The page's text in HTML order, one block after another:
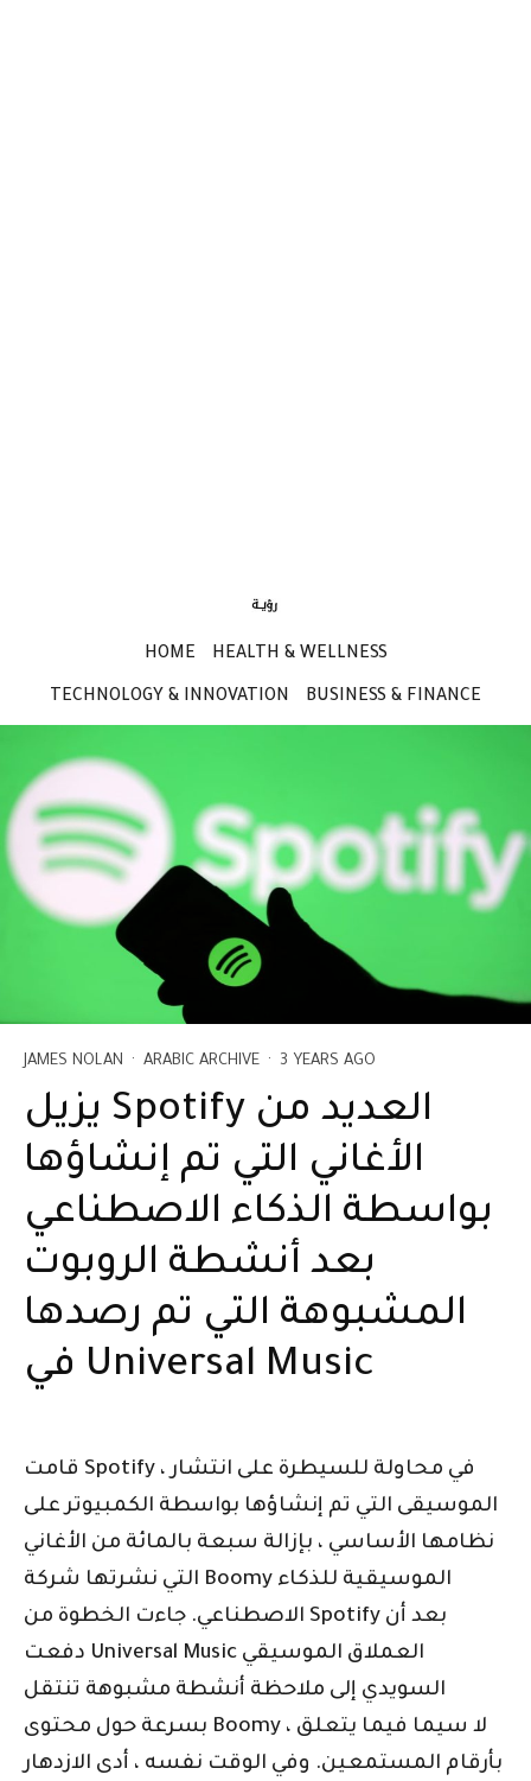
HOME HEALTH & WELLNESS
TECHNOLOGY & INNOVATION BUSINESS & FINANCE
JAMES NOLAN · ARABIC ARCHIVE · 3 YEARS AGO
يزيل Spotify العديد من
الأغاني التي تم إنشاؤها
بواسطة الذكاء الاصطناعي
بعد أنشطة الروبوت
المشبوهة التي تم رصدها
في Universal Music
قامت Spotify ، في محاولة للسيطرة على انتشار
الموسيقى التي تم إنشاؤها بواسطة الكمبيوتر على
نظامها الأساسي ، بإزالة سبعة بالمائة من الأغاني
التي نشرتها شركة Boomy الموسيقية للذكاء
الاصطناعي. جاءت الخطوة من Spotify بعد أن
دفعت Universal Music العملاق الموسيقي
السويدي إلى ملاحظة أنشطة مشبوهة تنتقل
بسرعة حول محتوى Boomy ، لا سيما فيما يتعلق
بأرقام المستمعين. وفي الوقت نفسه ، أدى الازدهار